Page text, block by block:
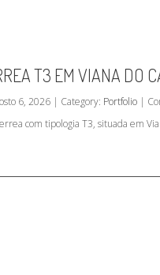
T3 EM VIANA DO
6, 2026 | Category: Portfolio |
com tipologia T3, situada em